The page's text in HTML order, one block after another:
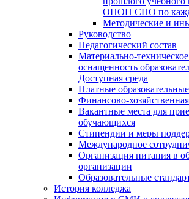
ОПОП СПО по
Методические и
Руководство
Педагогический состав
Материально-
оснащенность
Доступная среда
Платные
Финансово-
Вакантные места для
обучающихся
Стипендии и меры
Международное
Организация питания в
организации
Образовательные
История колледжа